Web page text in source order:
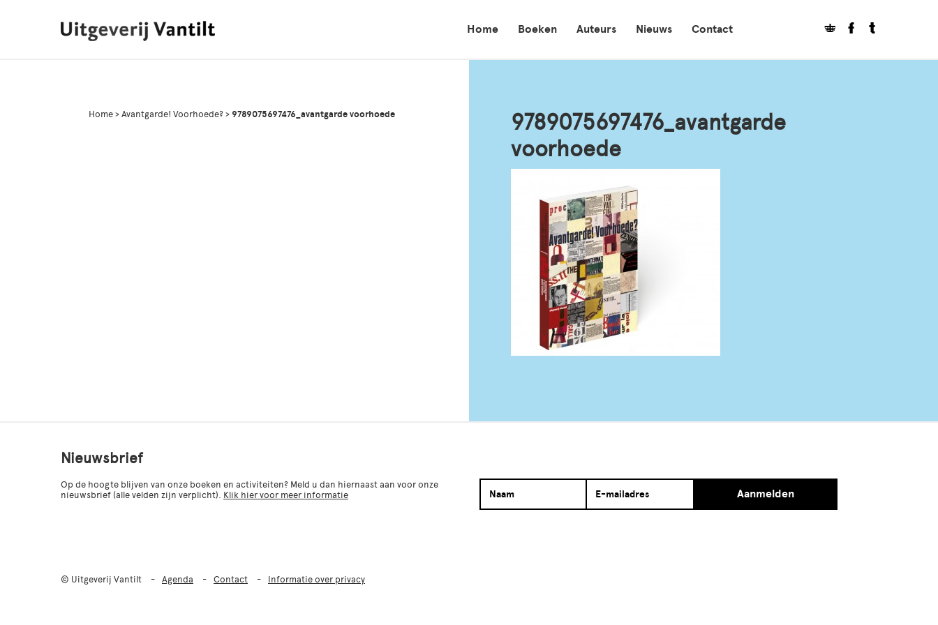
Home Boeken Auteurs Nieuws Contact
Home > Avantgarde! Voorhoede? > 9789075697476_avantgarde voorhoede
9789075697476_avantgarde
voorhoede
Nieuwsbrief
Op de hoogte blijven van onze boeken en activiteiten? Meld u dan hiernaast aan voor onze
nieuwsbrief (alle velden zijn verplicht). Klik hier voor meer informatie Aanmelden
© Uitgeverij Vantilt Agenda Contact Informatie over privacy